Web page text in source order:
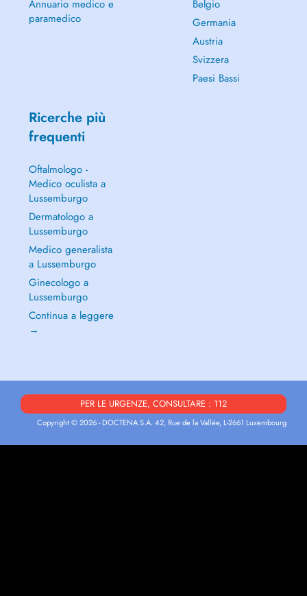
Annuario medico e
paramedico
Belgio
Germania
Austria
Svizzera
Paesi Bassi
Ricerche più
frequenti
Oftalmologo -
Medico oculista a
Lussemburgo
Dermatologo a
Lussemburgo
Medico generalista
a Lussemburgo
Ginecologo a
Lussemburgo
Continua a leggere
→
PER LE URGENZE, CONSULTARE : 112
Copyright © 2026 - DOCTENA S.A. 42, Rue de la Vallée, L-2661 Luxembourg